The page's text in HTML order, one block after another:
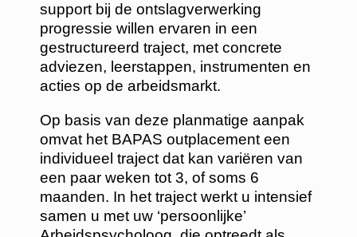
support bij de ontslagverwerking
progressie willen ervaren in een
gestructureerd traject, met concrete
adviezen, leerstappen, instrumenten en
acties op de arbeidsmarkt.
Op basis van deze planmatige aanpak
omvat het BAPAS outplacement een
individueel traject dat kan variëren van
een paar weken tot 3, of soms 6
maanden. In het traject werkt u intensief
samen u met uw ‘persoonlijke’